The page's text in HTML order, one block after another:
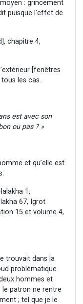
: grincement
puisque l’effet de
chapitre 4,
[fenêtres
les cas.
est avec son
ou pas ? »
et qu’elle est
1,
67, Igrot
15 et volume 4,
trouvait dans la
problématique
hommes et
patron ne rentre
; tel que je le